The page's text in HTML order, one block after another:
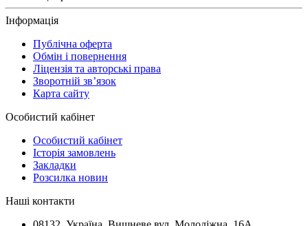
Інформація
Публічна оферта
Обмін і повернення
Ліцензія та авторські права
Зворотній зв’язок
Карта сайту
Особистий кабінет
Особистий кабінет
Історія замовлень
Закладки
Розсилка новин
Наші контакти